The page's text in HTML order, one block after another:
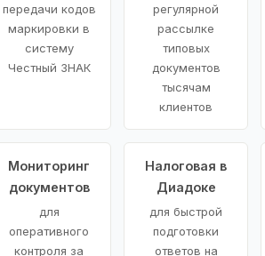
передачи кодов
маркировки в
систему
Честный ЗНАК
регулярной
рассылке
типовых
документов
тысячам
клиентов
Мониторинг
документов
для
оперативного
контроля за
Налоговая в
Диадоке
для быстрой
подготовки
ответов на